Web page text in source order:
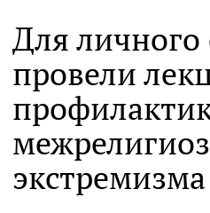
Для
провели
экстремизма